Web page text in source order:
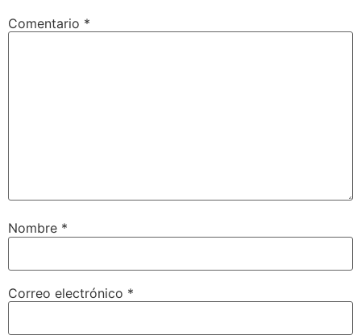
Comentario *
Nombre *
Correo electrónico *